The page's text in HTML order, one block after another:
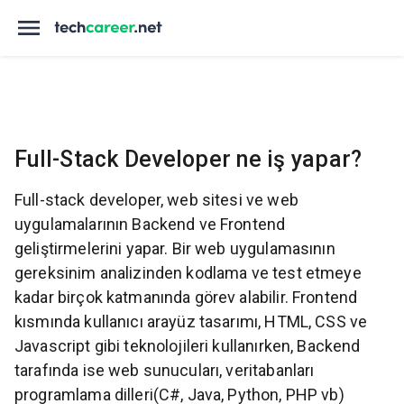
Full-Stack Developer ne iş yapar?
Full-stack developer, web sitesi ve web
uygulamalarının Backend ve Frontend
geliştirmelerini yapar. Bir web uygulamasının
gereksinim analizinden kodlama ve test etmeye
kadar birçok katmanında görev alabilir. Frontend
kısmında kullanıcı arayüz tasarımı, HTML, CSS ve
Javascript gibi teknolojileri kullanırken, Backend
tarafında ise web sunucuları, veritabanları
programlama dilleri(C#, Java, Python, PHP vb)